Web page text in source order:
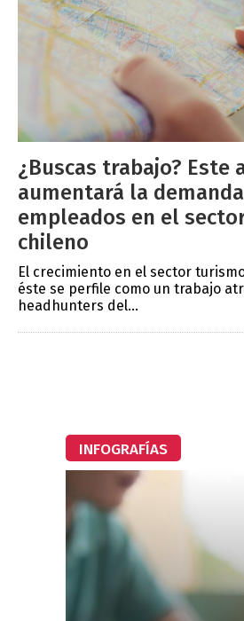
¿Buscas trabajo? Este
aumentará la
empleados en el
chileno
El crecimiento en el sector
éste se perfile como un trabajo
headhunters del...
INFOGRAFÍAS